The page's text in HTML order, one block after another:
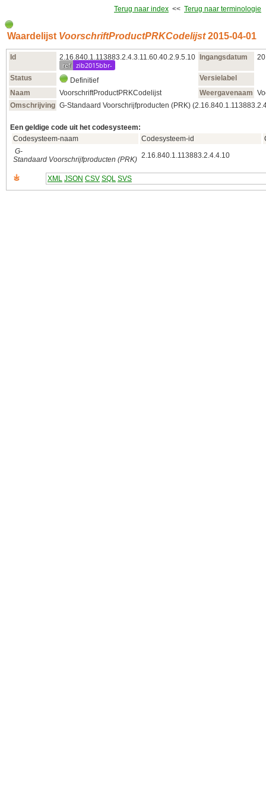
Terug naar index << Terug naar terminologie
Waardelijst VoorschriftProductPRKCodelijst2015‑04‑01
Id 2.16.840.1.113883.2.4.3.11.60.40.2.9.5.10
ref zib2015bbr-
Ingangsdatum
Status Definitief
Versielabel
Naam
VoorschriftProductPRKCodelijst Weergavenaam
Omschrijving G-Standaard Voorschrijfproducten (PRK)
Een geldige code uit het codesysteem:
Codesysteem-naam
Codesysteem-id
G-
Standaard Voorschrijfproducten (PRK) 2.16.840.1.113883.2.4.4.10
XML JSON CSV SQL SVS